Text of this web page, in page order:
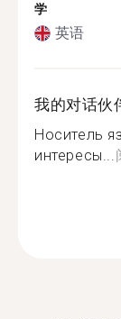
学
英语
我的对话伙
Носитель
интересы...